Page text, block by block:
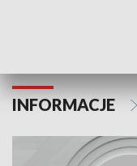
INFORMACJE